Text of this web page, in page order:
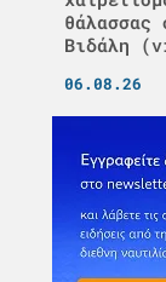
θάλασσας
Βιδάλη
06.08.26